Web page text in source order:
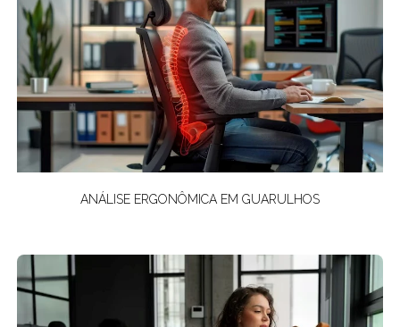
ANÁLISE ERGONÔMICA EM GUARULHOS